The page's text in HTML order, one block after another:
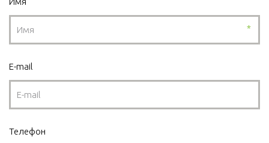
*
E-mail
Телефон